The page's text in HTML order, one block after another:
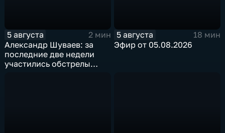
5 августа
2 мин
Александр Шуваев: за
последние две недели
участились обстрелы
5 августа
18 мин
Эфир от 05.08.2026